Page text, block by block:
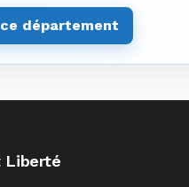
département
Liberté